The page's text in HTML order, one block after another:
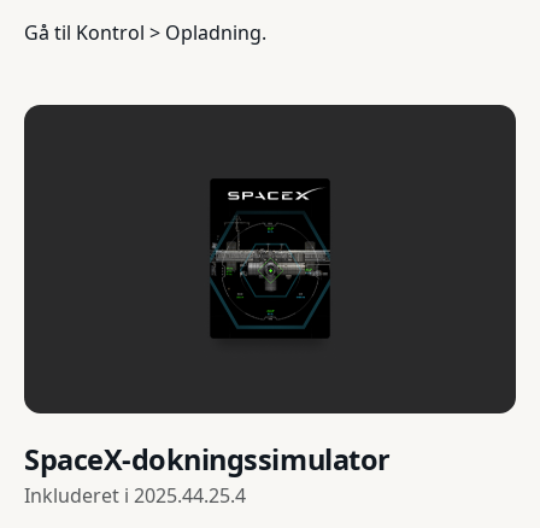
Gå til Kontrol > Opladning.
SpaceX-dokningssimulator
Inkluderet i 2025.44.25.4